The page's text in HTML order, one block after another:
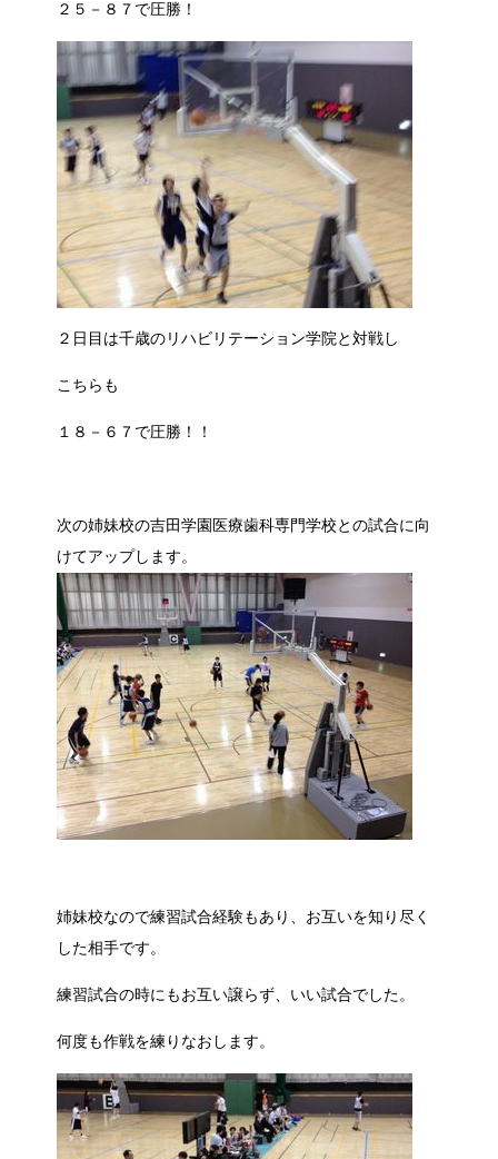
２５－８７で圧勝！
２日目は千歳のリハビリテーション学院と対戦し
こちらも
１８－６７で圧勝！！
次の姉妹校の吉田学園医療歯科専門学校との試合に向
けてアップします。
姉妹校なので練習試合経験もあり、お互いを知り尽く
した相手です。
練習試合の時にもお互い譲らず、いい試合でした。
何度も作戦を練りなおします。